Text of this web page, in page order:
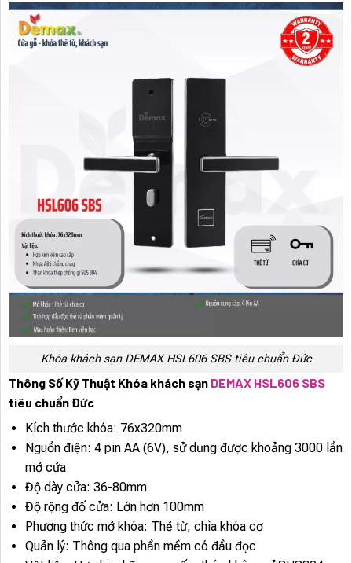
Khóa khách sạn DEMAX HSL606 SBS tiêu chuẩn Đức
Thông Số Kỹ Thuật Khóa khách sạn DEMAX HSL606 SBS
tiêu chuẩn Đức
Kích thước khóa: 76x320mm
Nguồn điện: 4 pin AA (6V), sử dụng được khoảng 3000 lần
mở cửa
Độ dày cửa: 36-80mm
Độ rộng đố cửa: Lớn hơn 100mm
Phương thức mở khóa: Thẻ từ, chìa khóa cơ
Quản lý: Thông qua phần mềm có đầu đọc